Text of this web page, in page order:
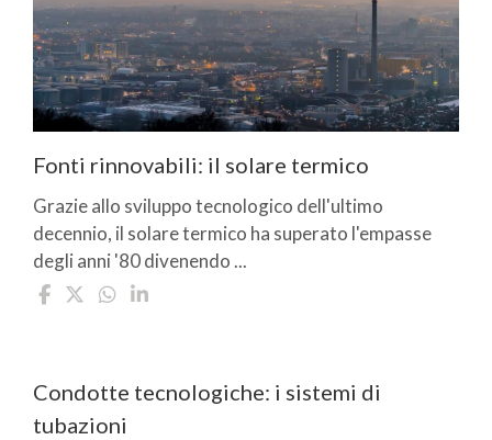
Fonti rinnovabili: il solare termico
Grazie allo sviluppo tecnologico dell'ultimo
decennio, il solare termico ha superato l'empasse
degli anni '80 divenendo ...
Condotte tecnologiche: i sistemi di
tubazioni